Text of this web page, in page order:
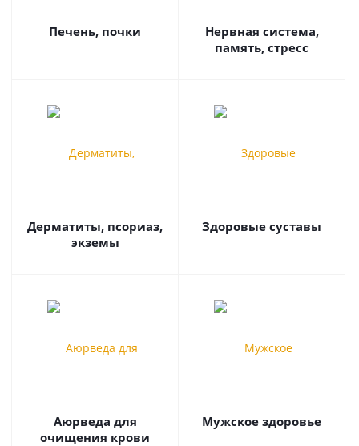
Печень, почки
Нервная система,
память, стресс
Дерматиты, псориаз,
экземы
Здоровые суставы
Аюрведа для
очищения крови
Мужское здоровье